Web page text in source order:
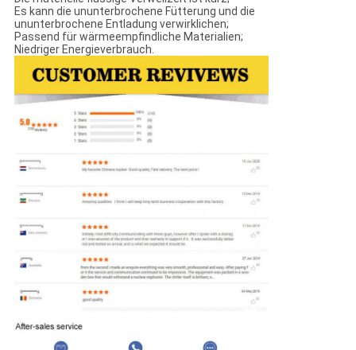
Es kann die ununterbrochene Fütterung und die
ununterbrochene Entladung verwirklichen;
Passend für wärmeempfindliche Materialien;
Niedriger Energieverbrauch.